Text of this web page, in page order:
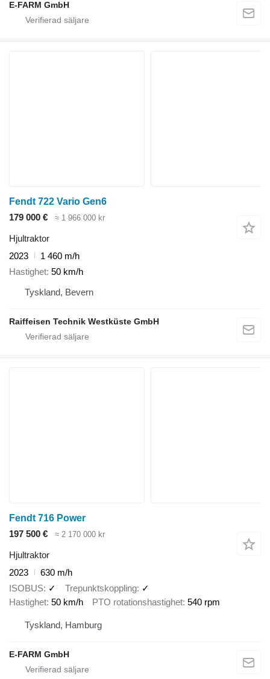
E-FARM GmbH
Fendt 722 Vario Gen6
179 000 €
≈ 1 966 000 kr
Hjultraktor
2023
1 460 m/h
Hastighet 50 km/h
Tyskland, Bevern
Raiffeisen Technik Westküste GmbH
Fendt 716 Power
197 500 €
≈ 2 170 000 kr
Hjultraktor
2023
630 m/h
ISOBUS ✓ Trepunktskoppling ✓
Hastighet 50 km/h PTO rotationshastighet 540 rpm
Tyskland, Hamburg
E-FARM GmbH